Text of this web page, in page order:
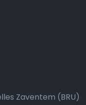
Zaventem (BRU)